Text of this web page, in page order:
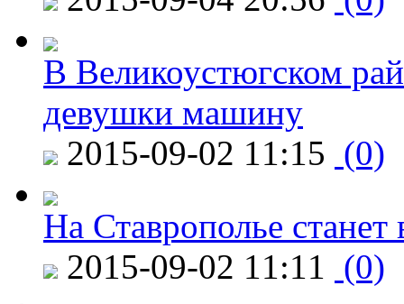
В Великоустюгском
девушки машину
2015-09-02 11:15 (0)
На Ставрополье
2015-09-02 11:11 (0)